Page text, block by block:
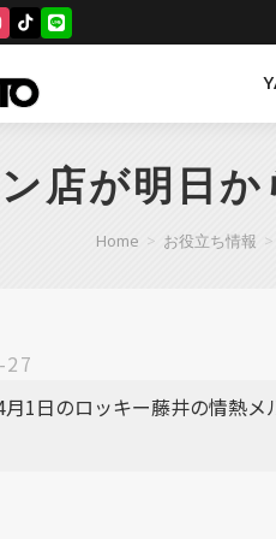
店が明日
Home > お役立ち情報 >
27
1日のロッキー藤井の情熱